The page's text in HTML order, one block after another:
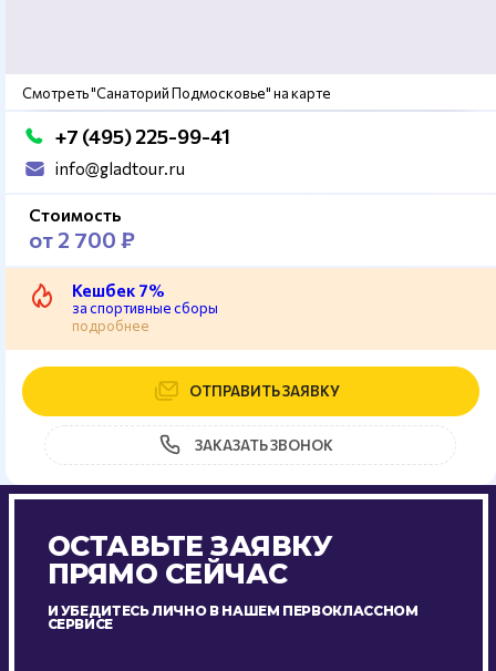
Смотреть "Санаторий Подмосковье" на карте
+7 (495) 225-99-41
info@gladtour.ru
Стоимость
от 2 700 ₽
Кешбек 7%
за спортивные сборы
подробнее
ОТПРАВИТЬ ЗАЯВКУ
ЗАКАЗАТЬ ЗВОНОК
ОСТАВЬТЕ ЗАЯВКУ
ПРЯМО СЕЙЧАС
И УБЕДИТЕСЬ ЛИЧНО В НАШЕМ ПЕРВОКЛАССНОМ
СЕРВИСЕ